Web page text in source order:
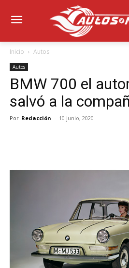
Inicio Autos
Autos
BMW 700 el
salvó a la
Por Redacción - 10 junio, 2020